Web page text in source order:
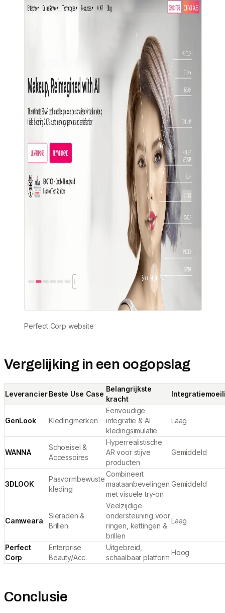
Perfect Corp website
Vergelijking in een oogopslag
Leverancier Beste Use Case
Belangrijkste
kracht
GenLook Kledingmerken
Eenvoudige
integratie & AI
kledingsimulatie
Laag
WANNA
Schoeisel &
Accessoires
Hyperrealistische
AR voor stijve
producten
Gemiddeld
3DLOOK
Pasvormbewuste
kleding
Combineert
maataanbevelingen
met visuele try-on
Gemiddeld
Camweara
Sieraden &
Brillen
Veelzijdige
ondersteuning voor
ringen, kettingen &
brillen
Laag
Perfect
Corp
Enterprise
Beauty/Acc.
Uitgebreid,
schaalbaar platform
Hoog
Conclusie